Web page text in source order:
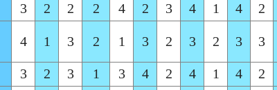
3 2 2 2 4 2 3 4 1 4 2
4 1 3 2 1 3 2 3 2 3 3
3 2 3 1 3 4 2 4 1 4 2